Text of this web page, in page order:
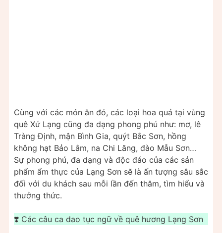
Cùng với các món ăn đó, các loại hoa quả tại vùng
quê Xứ Lạng cũng đa dạng phong phú như: mơ, lê
Tràng Định, mận Bình Gia, quýt Bắc Sơn, hồng
không hạt Bảo Lâm, na Chi Lăng, đào Mẫu Sơn…
Sự phong phú, đa dạng và độc đáo của các sản
phẩm ẩm thực của Lạng Sơn sẽ là ấn tượng sâu sắc
đối với du khách sau mỗi lần đến thăm, tìm hiểu và
thưởng thức.
❣️ Các câu ca dao tục ngữ về quê hương Lạng Sơn